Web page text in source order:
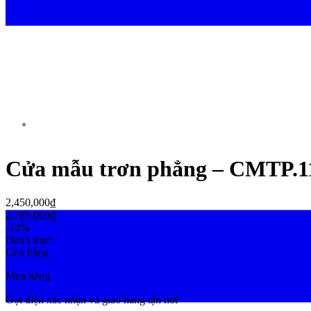
Cửa mẫu trơn phẳng –
2,450,000₫
2,785,000₫
-12%
Danh mục:
Còn hàng
Mua hàng
Gọi điện xác nhận và giao hàng tận nơi